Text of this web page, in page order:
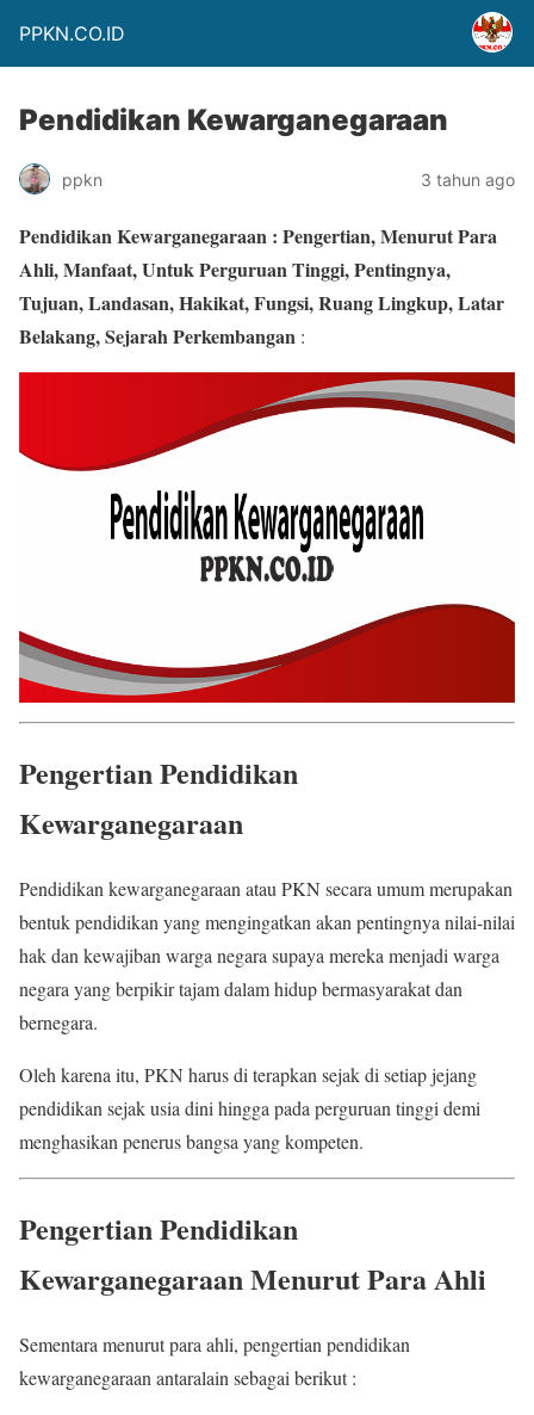
PPKN.CO.ID
Pendidikan Kewarganegaraan
ppkn 3 tahun ago
Pendidikan Kewarganegaraan : Pengertian, Menurut Para
Ahli, Manfaat, Untuk Perguruan Tinggi, Pentingnya,
Tujuan, Landasan, Hakikat, Fungsi, Ruang Lingkup, Latar
Belakang, Sejarah Perkembangan :
Pengertian Pendidikan
Kewarganegaraan
Pendidikan kewarganegaraan atau PKN secara umum merupakan
bentuk pendidikan yang mengingatkan akan pentingnya nilai-nilai
hak dan kewajiban warga negara supaya mereka menjadi warga
negara yang berpikir tajam dalam hidup bermasyarakat dan
bernegara.
Oleh karena itu, PKN harus di terapkan sejak di setiap jejang
pendidikan sejak usia dini hingga pada perguruan tinggi demi
menghasikan penerus bangsa yang kompeten.
Pengertian Pendidikan
Kewarganegaraan Menurut Para Ahli
Sementara menurut para ahli, pengertian pendidikan
kewarganegaraan antaralain sebagai berikut :